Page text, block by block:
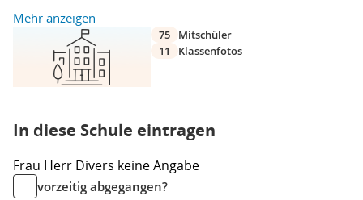
Mehr anzeigen
75
Mitschüler
11
Klassenfotos
In diese Schule eintragen
Frau Herr Divers keine Angabe
vorzeitig abgegangen?